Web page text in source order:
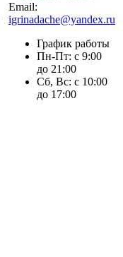
Email:
igrinadache@yandex.ru
График работы
Пн-Пт: с 9:00
до 21:00
Сб, Вс: с 10:00
до 17:00